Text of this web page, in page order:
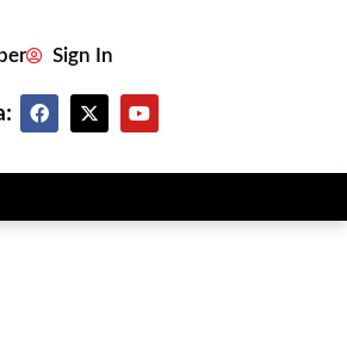
Sign In